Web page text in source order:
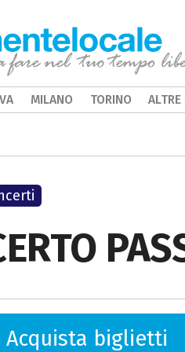
Acquista biglietti
MILANO TORINO ALTRE